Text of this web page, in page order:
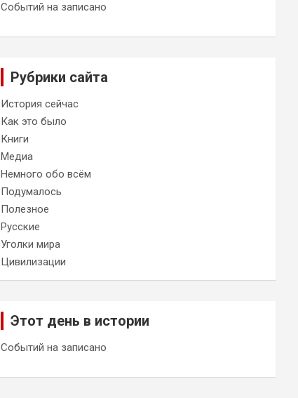
Событий на записано
Рубрики сайта
История сейчас
Как это было
Книги
Медиа
Немного обо всём
Подумалось
Полезное
Русские
Уголки мира
Цивилизации
Этот день в истории
Событий на записано